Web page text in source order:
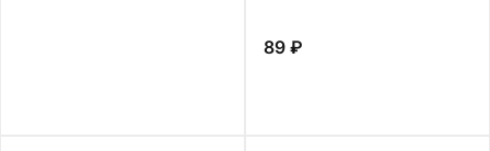
89 ₽